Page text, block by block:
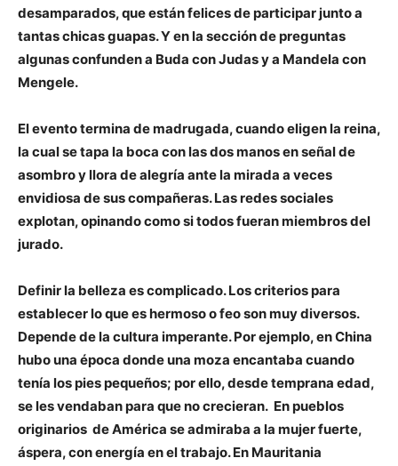
desamparados, que están felices de participar junto a
tantas chicas guapas. Y en la sección de preguntas
algunas confunden a Buda con Judas y a Mandela con
Mengele.
El evento termina de madrugada, cuando eligen la reina,
la cual se tapa la boca con las dos manos en señal de
asombro y llora de alegría ante la mirada a veces
envidiosa de sus compañeras. Las redes sociales
explotan, opinando como si todos fueran miembros del
jurado.
Definir la belleza es complicado.Los criterios para
establecer lo que es hermoso o feo son muy diversos.
Dependede la cultura imperante. Por ejemplo, en China
hubo una época donde una moza en­cantaba cuando
tenía los pies pequeños; por ello, desde temprana edad,
se les vendaban para que no crecieran. En pueblos
originarios de América se admiraba a la mujer fuerte,
áspera, con energía en el trabajo.En Mauritania